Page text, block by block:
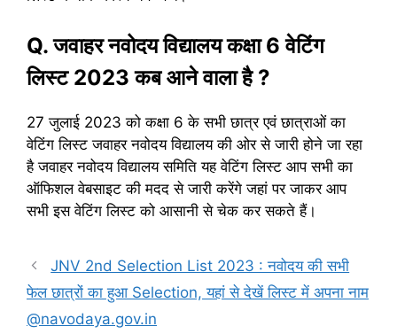
Q. जवाहर नवोदय विद्यालय कक्षा 6 वेटिंग
लिस्ट 2023 कब आने वाला है ?
27 जुलाई 2023 को कक्षा 6 के सभी छात्र एवं छात्राओं का
वेटिंग लिस्ट जवाहर नवोदय विद्यालय की ओर से जारी होने जा रहा
है जवाहर नवोदय विद्यालय समिति यह वेटिंग लिस्ट आप सभी का
ऑफिशल वेबसाइट की मदद से जारी करेंगे जहां पर जाकर आप
सभी इस वेटिंग लिस्ट को आसानी से चेक कर सकते हैं।
JNV 2nd Selection List 2023 : नवोदय की सभी
फेल छात्रों का हुआ Selection, यहां से देखें लिस्ट में अपना नाम
@navodaya.gov.in